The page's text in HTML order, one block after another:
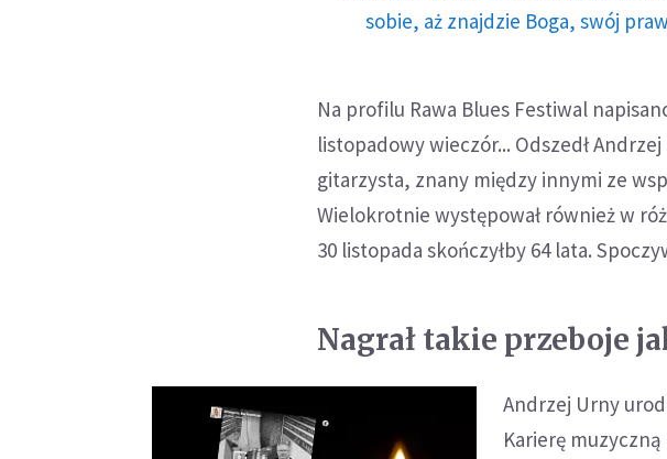
sobie, aż znajdzie Boga, swój
Na profilu Rawa Blues Festiwal
listopadowy wieczór... Odszedł
gitarzysta, znany między innymi ze
Wielokrotnie występował również w
30 listopada skończyłby 64 lata.
Nagrał takie przeboje
Andrzej Urny
Karierę